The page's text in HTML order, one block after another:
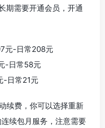
期需要开通会员，开通
元-日常208元
-日常58元
-日常21元
续费，你可以选择重新
续包月服务，注意需要